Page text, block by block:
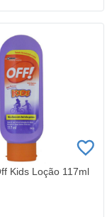
Kids Loção 117ml